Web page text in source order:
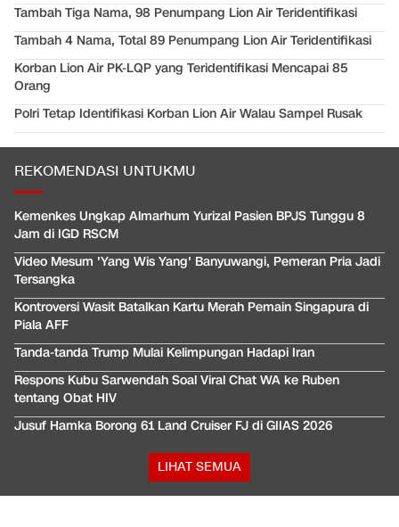
Tambah Tiga Nama, 98 Penumpang Lion Air Teridentifikasi
Tambah 4 Nama, Total 89 Penumpang Lion Air Teridentifikasi
Korban Lion Air PK-LQP yang Teridentifikasi Mencapai 85
Orang
Polri Tetap Identifikasi Korban Lion Air Walau Sampel Rusak
REKOMENDASI UNTUKMU
Kemenkes Ungkap Almarhum Yurizal Pasien BPJS Tunggu 8
Jam di IGD RSCM
Video Mesum 'Yang Wis Yang' Banyuwangi, Pemeran Pria Jadi
Tersangka
Kontroversi Wasit Batalkan Kartu Merah Pemain Singapura di
Piala AFF
Tanda-tanda Trump Mulai Kelimpungan Hadapi Iran
Respons Kubu Sarwendah Soal Viral Chat WA ke Ruben
tentang Obat HIV
Jusuf Hamka Borong 61 Land Cruiser FJ di GIIAS 2026
LIHAT SEMUA